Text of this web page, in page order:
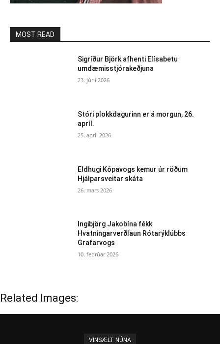
MOST READ
Sigríður Björk afhenti Elísabetu
umdæmisstjórakeðjuna
23. júní 2026
Stóri plokkdagurinn er á morgun, 26.
apríl.
25. apríl 2026
Eldhugi Kópavogs kemur úr röðum
Hjálparsveitar skáta
26. mars 2026
Ingibjörg Jakobína fékk
Hvatningarverðlaun Rótarýklúbbs
Grafarvogs
10. febrúar 2026
Related Images:
VINSÆLT NÚNA